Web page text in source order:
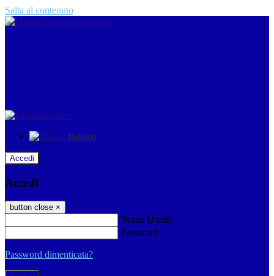
Salta al contenuto
Italiano
Italiano
Accedi
Accedi
button close ×
Nome Utente
Password
Password dimenticata?